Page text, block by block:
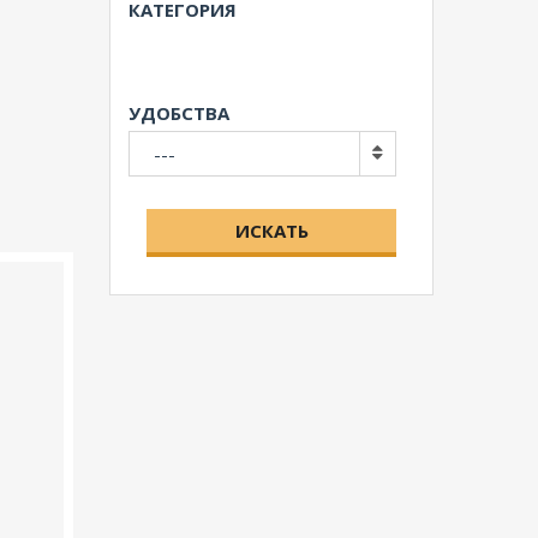
КАТЕГОРИЯ
УДОБСТВА
---
ИСКАТЬ